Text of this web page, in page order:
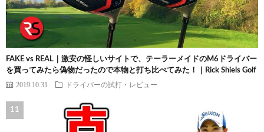
FAKE vs REAL｜激安の怪しいサイトで、テーラーメイドのM6ドライバー
を買ってみたら偽物だったので本物と打ち比べてみた！｜Rick Shiels Golf
2019.10.31 ドライバーの試打・レビュー